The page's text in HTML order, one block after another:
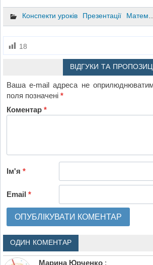
Конспекти уроків Презентації Математика
18
ВІДГУКИ ТА
Ваша e-mail адреса не
поля позначені*
Коментар*
Ім'я*
Email*
ОДИН КОМЕНТАР
Марина Юрченко :